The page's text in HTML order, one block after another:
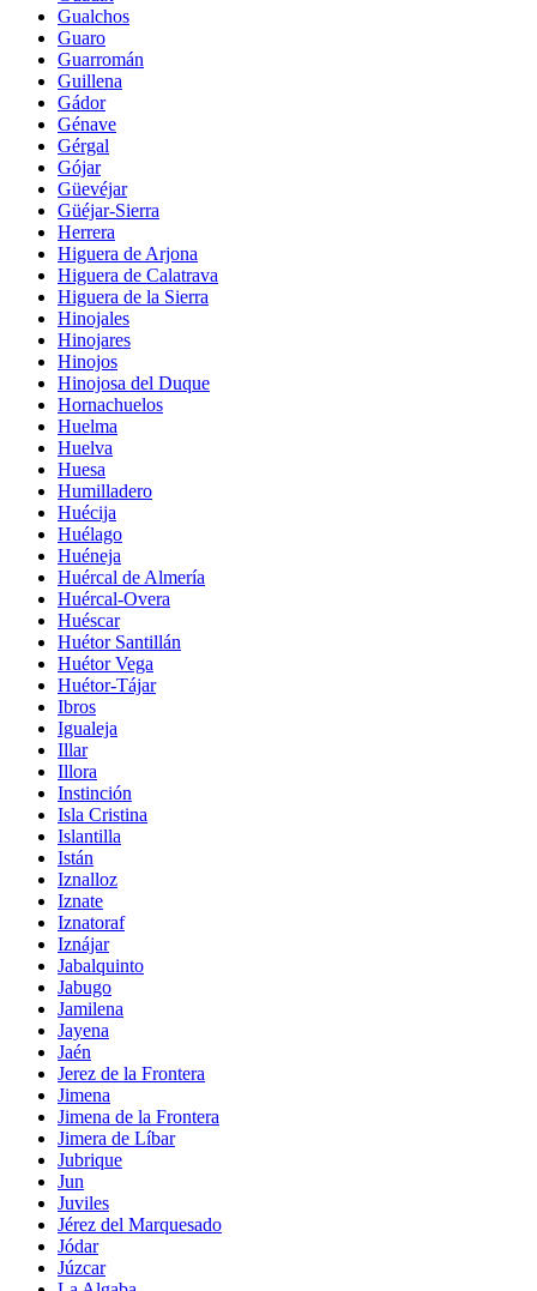
Gualchos
Guaro
Guarromán
Guillena
Gádor
Génave
Gérgal
Gójar
Güevéjar
Güéjar-Sierra
Herrera
Higuera de Arjona
Higuera de Calatrava
Higuera de la Sierra
Hinojales
Hinojares
Hinojos
Hinojosa del Duque
Hornachuelos
Huelma
Huelva
Huesa
Humilladero
Huécija
Huélago
Huéneja
Huércal de Almería
Huércal-Overa
Huéscar
Huétor Santillán
Huétor Vega
Huétor-Tájar
Ibros
Igualeja
Illar
Illora
Instinción
Isla Cristina
Islantilla
Istán
Iznalloz
Iznate
Iznatoraf
Iznájar
Jabalquinto
Jabugo
Jamilena
Jayena
Jaén
Jerez de la Frontera
Jimena
Jimena de la Frontera
Jimera de Líbar
Jubrique
Jun
Juviles
Jérez del Marquesado
Jódar
Júzcar